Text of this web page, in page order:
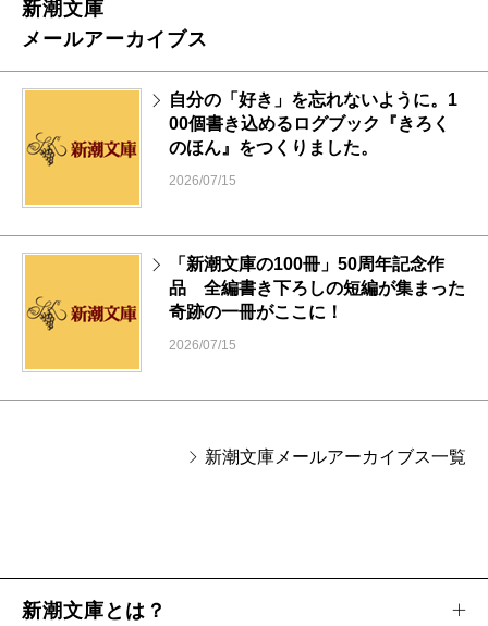
新潮文庫
メールアーカイブス
自分の「好き」を忘れないように。1
00個書き込めるログブック『きろく
のほん』をつくりました。
2026/07/15
「新潮文庫の100冊」50周年記念作
品 全編書き下ろしの短編が集まった
奇跡の一冊がここに！
2026/07/15
新潮文庫メールアーカイブス一覧
新潮文庫とは？